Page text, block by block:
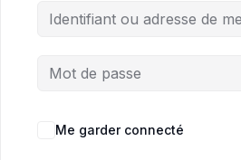
Me garder connecté